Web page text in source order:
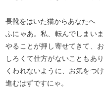
長靴をはいた猫からあなたへ
ふにゃあ。私、転んでしまい
やることが押し寄せてきて、
しろくて仕方がないこともあ
くわれないように、お気をつ
進むはずですにゃ。